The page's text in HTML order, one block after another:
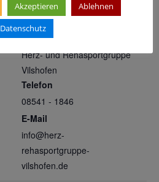
VERANSTALTER
Herz- und Rehasportgruppe
Vilshofen
Telefon
08541 - 1846
E-Mail
info@herz-
rehasportgruppe-
vilshofen.de
Akzeptieren
Ablehnen
Datenschutz